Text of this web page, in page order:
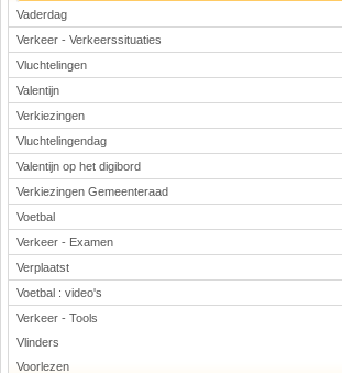
Vaderdag
Verkeer - Verkeerssituaties
Vluchtelingen
Valentijn
Verkiezingen
Vluchtelingendag
Valentijn op het digibord
Verkiezingen Gemeenteraad
Voetbal
Verkeer - Examen
Verplaatst
Voetbal : video's
Verkeer - Tools
Vlinders
Voorlezen